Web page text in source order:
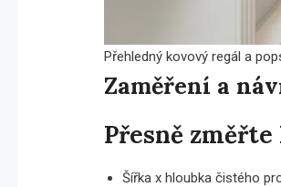
Přehledný kovový regál a
Zaměření a
Přesně
Šířka x hloubka čistého